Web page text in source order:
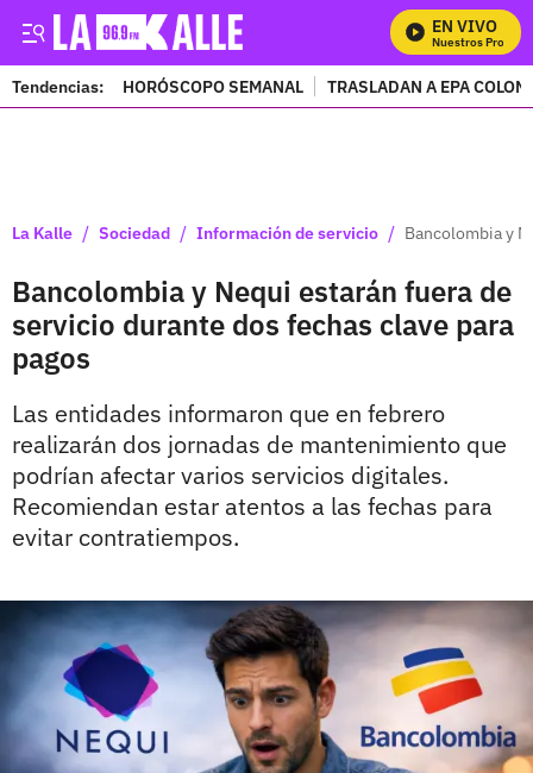
EN VIVO
Mira Todos Nuestros
Tendencias: HORÓSCOPO SEMANAL TRASLADAN A EPA
La Kalle / Sociedad / Información de servicio / Bancolombia y
Bancolombia y Nequi estarán fuera de
servicio durante dos fechas clave para
pagos
Las entidades informaron que en febrero
realizarán dos jornadas de mantenimiento que
podrían afectar varios servicios digitales.
Recomiendan estar atentos a las fechas para
evitar contratiempos.